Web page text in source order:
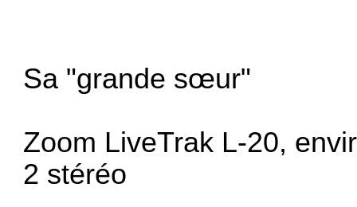
Sa "grande sœur"
Zoom LiveTrak L-20,
2 stéréo